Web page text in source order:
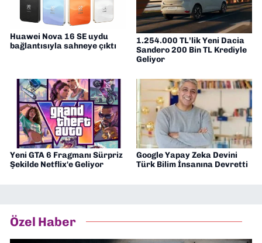
Huawei Nova 16 SE uydu
bağlantısıyla sahneye çıktı
1.254.000 TL’lik Yeni Dacia
Sandero 200 Bin TL Krediyle
Geliyor
Yeni GTA 6 Fragmanı Sürpriz
Şekilde Netflix'e Geliyor
Google Yapay Zeka Devini
Türk Bilim İnsanına Devretti
Özel Haber